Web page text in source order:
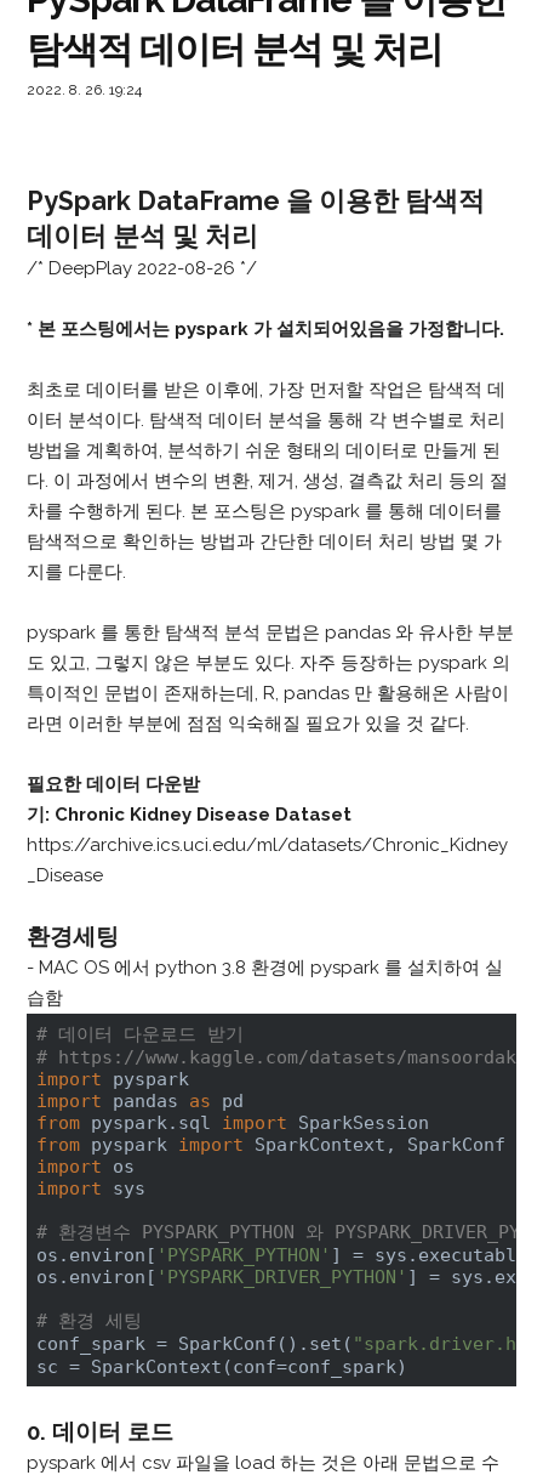
탐색적 데이터 분석 및 처리
2022. 8. 26. 19:24
PySpark DataFrame 을 이용한 탐색적
데이터 분석 및 처리
/* DeepPlay 2022-08-26 */
* 본 포스팅에서는 pyspark 가 설치되어있음을 가정합니다.
최초로 데이터를 받은 이후에, 가장 먼저할 작업은 탐색적 데
이터 분석이다. 탐색적 데이터 분석을 통해 각 변수별로 처리
방법을 계획하여, 분석하기 쉬운 형태의 데이터로 만들게 된
다. 이 과정에서 변수의 변환, 제거, 생성, 결측값 처리 등의 절
차를 수행하게 된다. 본 포스팅은 pyspark 를 통해 데이터를
탐색적으로 확인하는 방법과 간단한 데이터 처리 방법 몇 가
지를 다룬다.
pyspark 를 통한 탐색적 분석 문법은 pandas 와 유사한 부분
도 있고, 그렇지 않은 부분도 있다. 자주 등장하는 pyspark 의
특이적인 문법이 존재하는데, R, pandas 만 활용해온 사람이
라면 이러한 부분에 점점 익숙해질 필요가 있을 것 같다.
필요한 데이터 다운받
기: Chronic Kidney Disease Dataset
https://archive.ics.uci.edu/ml/datasets/Chronic_Kidney
_Disease
환경세팅
- MAC OS 에서 python 3.8 환경에 pyspark 를 설치하여 실
습함
# 데이터 다운로드 받기
# https://www.kaggle.com/datasets/mansoordaku/
import
import pandas as
from pyspark.sql import
from pyspark import
import
import sys
# 환경변수 PYSPARK_PYTHON 와
os.environ[ 'PYSPARK_PYTHON' ] = sys.executable
os.environ[ 'PYSPARK_DRIVER_PYTHON' ] =
# 환경 세팅
conf_spark = SparkConf().set(
sc = SparkContext(conf=conf_spark)
0. 데이터 로드
pyspark 에서 csv 파일을 load 하는 것은 아래 문법으로 수